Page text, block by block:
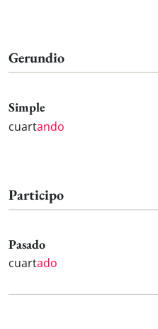
Gerundio
Simple
cuartando
Participo
Pasado
cuartado